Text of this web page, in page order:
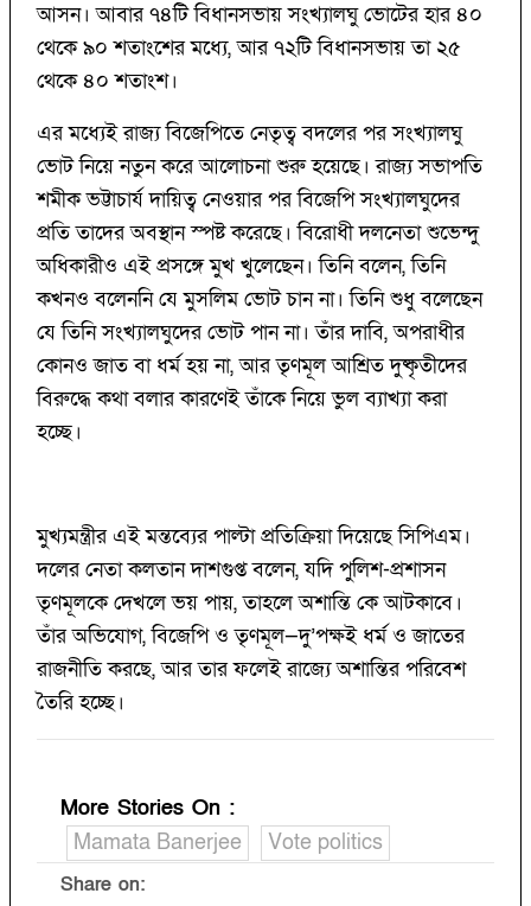
আসন। আবার ৭৪টি বিধানসভায় সংখ্যালঘু ভোটের হার ৪০
থেকে ৯০ শতাংশের মধ্যে, আর ৭২টি বিধানসভায় তা ২৫
থেকে ৪০ শতাংশ।
এর মধ্যেই রাজ্য বিজেপিতে নেতৃত্ব বদলের পর সংখ্যালঘু
ভোট নিয়ে নতুন করে আলোচনা শুরু হয়েছে। রাজ্য সভাপতি
শমীক ভট্টাচার্য দায়িত্ব নেওয়ার পর বিজেপি সংখ্যালঘুদের
প্রতি তাদের অবস্থান স্পষ্ট করেছে। বিরোধী দলনেতা শুভেন্দু
অধিকারীও এই প্রসঙ্গে মুখ খুলেছেন। তিনি বলেন, তিনি
কখনও বলেননি যে মুসলিম ভোট চান না। তিনি শুধু বলেছেন
যে তিনি সংখ্যালঘুদের ভোট পান না। তাঁর দাবি, অপরাধীর
কোনও জাত বা ধর্ম হয় না, আর তৃণমূল আশ্রিত দুষ্কৃতীদের
বিরুদ্ধে কথা বলার কারণেই তাঁকে নিয়ে ভুল ব্যাখ্যা করা
হচ্ছে।
মুখ্যমন্ত্রীর এই মন্তব্যের পাল্টা প্রতিক্রিয়া দিয়েছে সিপিএম।
দলের নেতা কলতান দাশগুপ্ত বলেন, যদি পুলিশ-প্রশাসন
তৃণমূলকে দেখলে ভয় পায়, তাহলে অশান্তি কে আটকাবে।
তাঁর অভিযোগ, বিজেপি ও তৃণমূল—দু’পক্ষই ধর্ম ও জাতের
রাজনীতি করছে, আর তার ফলেই রাজ্যে অশান্তির পরিবেশ
তৈরি হচ্ছে।
More Stories On :
Mamata Banerjee
Vote politics
Share on: